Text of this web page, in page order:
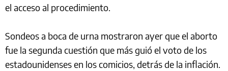
el acceso al procedimiento.
Sondeos a boca de urna mostraron ayer que el aborto
fue la segunda cuestión que más guió el voto de los
estadounidenses en los comicios, detrás de la inflación.